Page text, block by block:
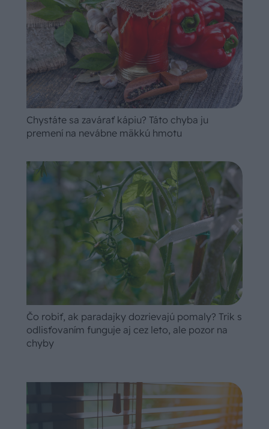
Chystáte sa zavárať kápiu? Táto chyba ju
premení na nevábne mäkkú hmotu
Čo robiť, ak paradajky dozrievajú pomaly? Trik s
odlisťovaním funguje aj cez leto, ale pozor na
chyby